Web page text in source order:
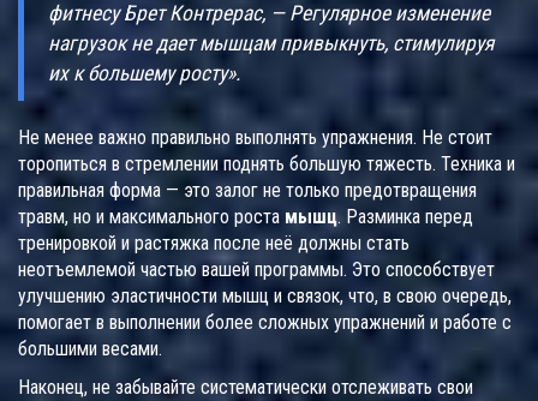
фитнесу Брет Контрерас, — Регулярное изменение
нагрузок не дает мышцам привыкнуть, стимулируя
их к большему росту».
Не менее важно правильно выполнять упражнения. Не стоит
торопиться в стремлении поднять большую тяжесть. Техника и
правильная форма — это залог не только предотвращения
травм, но и максимального роста мышц. Разминка перед
тренировкой и растяжка после неё должны стать
неотъемлемой частью вашей программы. Это способствует
улучшению эластичности мышц и связок, что, в свою очередь,
помогает в выполнении более сложных упражнений и работе с
большими весами.
Наконец, не забывайте систематически отслеживать свои